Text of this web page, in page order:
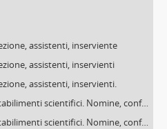
assistenti, inserviente
assistenti, inservienti
assistenti, inservienti.
Personale insegnante e degli Stabilimenti scientifici. Nomine, conferme, incarichi, retribuzioni
Personale insegnante e degli Stabilimenti scientifici. Nomine, conferme, incarichi, retribuzioni